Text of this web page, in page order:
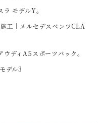
モデルY。
工｜メルセデスベンツCLA
ディA5スポーツバック。
デル3